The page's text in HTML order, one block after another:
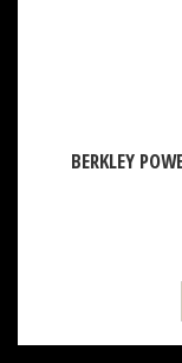
BERKLEY